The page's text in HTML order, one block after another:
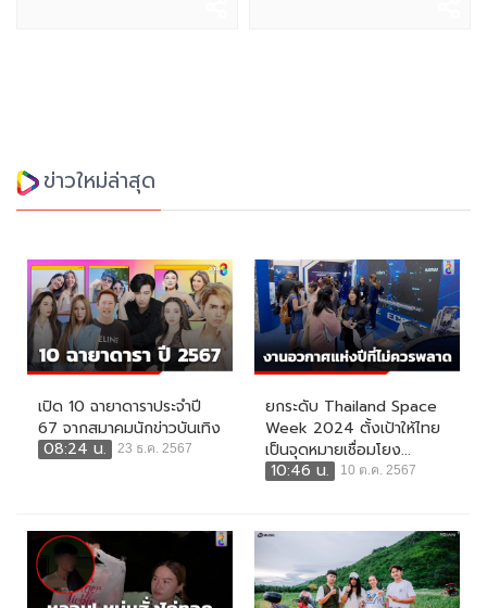
ข่าวใหม่ล่าสุด
เปิด 10 ฉายาดาราประจำปี
67 จากสมาคมนักข่าวบันเทิง
08:24 น.
23 ธ.ค. 2567
ยกระดับ Thailand Space
Week 2024 ตั้งเป้าให้ไทย
เป็นจุดหมายเชื่อมโยง...
10:46 น.
10 ต.ค. 2567